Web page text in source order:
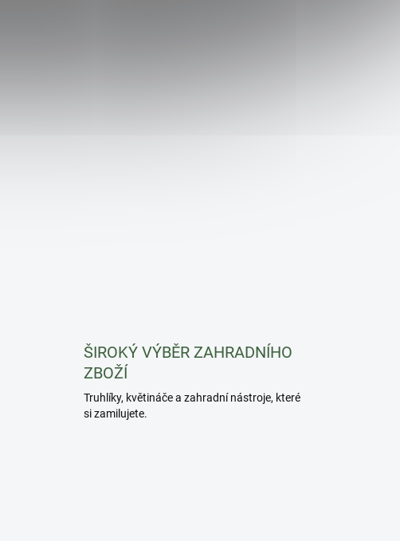
ŠIROKÝ VÝBĚR ZAHRADNÍHO
ZBOŽÍ
Truhlíky, květináče a zahradní nástroje, které
si zamilujete.